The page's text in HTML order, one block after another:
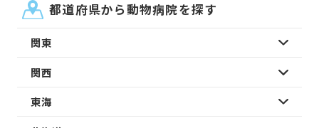
都道府県から動物病院を探す
関東
関西
東海